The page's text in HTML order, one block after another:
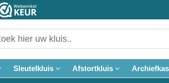
Sleutelkluis Afstortkluis